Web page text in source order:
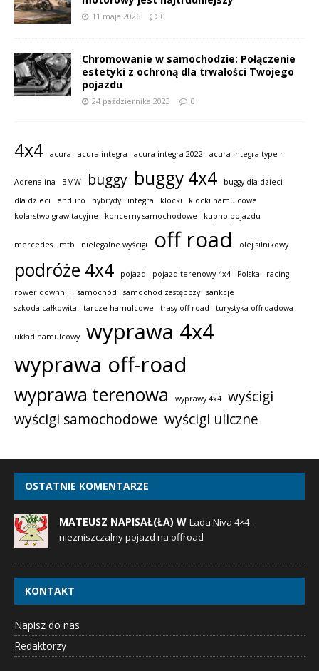
11 maja 2026 0
Chromowanie w samochodzie: Połączenie
estetyki z ochroną dla trwałości Twojego
pojazdu
24 października 2023 0
4x4 acura acura integra acura integra 2022 acura integra type r
Adrenalina BMW buggy buggy 4x4
buggy dla dzieci
dla dzieci
enduro hybrydy integra klocki
klocki hamulcowe
kolarstwo grawitacyjne
koncerny samochodowe kupno pojazdu
mercedes mtb nielegalne wyścigi off road olej silnikowy
podróże 4x4 pojazd pojazd terenowy 4x4 Polska
racing
rower downhill
samochód samochód zastępczy
sankcje
szkoda całkowita
tarcze hamulcowe trasy off-road turystyka offroadowa
układ hamulcowy
wyprawa 4x4
wyprawa off-road
wyprawa terenowa wyprawy 4x4
wyścigi
wyścigi samochodowe wyścigi uliczne
OSTATNIE KOMENTARZE
MATEUSZ NAPISAŁ(ŁA) W Lada Niva 4×4 –
niezniszczalny pojazd na offroad
KONTAKT
Napisz do nas
Redaktorzy